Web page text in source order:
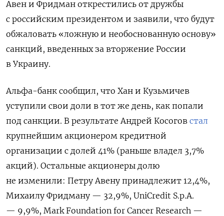
Авен и Фридман открестились от дружбы
с российским президентом и заявили, что будут
обжаловать «ложную и необоснованную основу»
санкций, введенных за вторжение России
в Украину.
Альфа-банк сообщил, что Хан и Кузьмичев
уступили свои доли в тот же день, как попали
под санкции. В результате Андрей Косогов стал
крупнейшим акционером кредитной
организации с долей 41% (раньше владел 3,7%
акций). Остальные акционеры долю
не изменили: Петру Авену принадлежит 12,4%,
Михаилу Фридману — 32,9%, UniCredit S.p.A.
— 9,9%, Mark Foundation for Cancer Research —